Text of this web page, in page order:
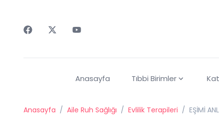
Anasayfa Tıbbi Birimler
Anasayfa / Aile Ruh Sağlığı / Evlilik Terapileri / EŞİMİ